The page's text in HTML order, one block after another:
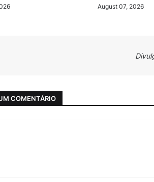
August 07, 2026
COMENTÁRIO